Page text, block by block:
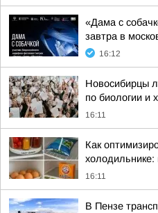
«Дама с
завтра в
16:12
Новосибирцы
по биологии и
16:11
Как
холодильнике:
16:11
В Пензе